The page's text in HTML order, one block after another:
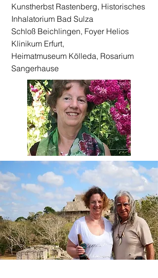
Kunstherbst Rastenberg, Historisches
Inhalatorium Bad Sulza
Schloß Beichlingen, Foyer Helios
Klinikum Erfurt,
Heimatmuseum Kölleda, Rosarium
Sangerhause